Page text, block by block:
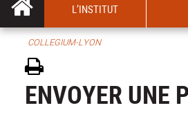
L’INSTITUT
COLLEGIUM-LYON
ENVOYER UNE